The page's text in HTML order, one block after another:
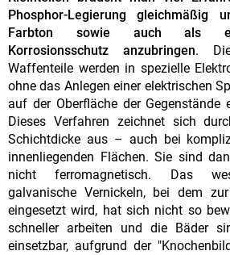
Phosphor-Legierung gleichmäßig
Farbton sowie auch als
Korrosionsschutz anzubringen.
Waffenteile werden in spezielle
ohne das Anlegen einer elektrischen
auf der Oberfläche der Gegenstände
Dieses Verfahren zeichnet sich
Schichtdicke aus – auch bei
innenliegenden Flächen. Sie sind
nicht ferromagnetisch. Das
galvanische Vernickeln, bei dem
eingesetzt wird, hat sich nicht so
schneller arbeiten und die Bäder
einsetzbar, aufgrund der